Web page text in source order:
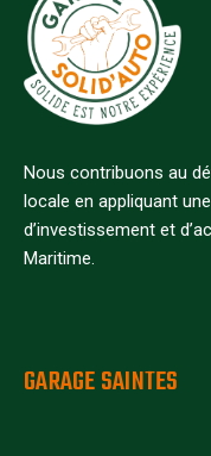
Nous contribuons au
locale en appliquant
d’investissement et
Maritime.
GARAGE SAINTES